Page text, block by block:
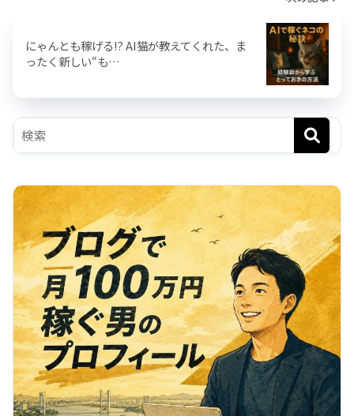
にゃんとも稼げる!? AI猫が教えてくれた、ま
ったく新しい“も…